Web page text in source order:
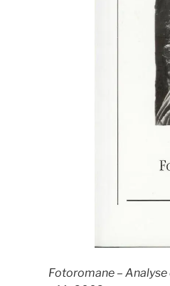
Fotoromane –